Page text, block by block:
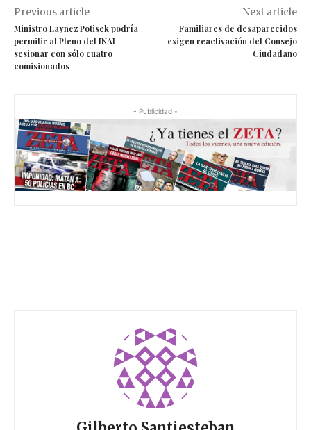
Previous article
Ministro Laynez Potisek podría
permitir al Pleno del INAI
sesionar con sólo cuatro
comisionados
Next article
Familiares de desaparecidos
exigen reactivación del Consejo
Ciudadano
- Publicidad -